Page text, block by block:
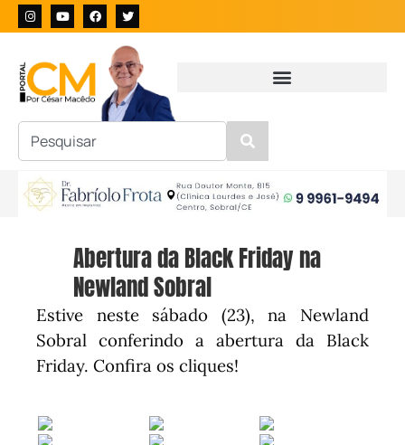
Abertura da Black Friday na
Newland Sobral
Estive neste sábado (23), na Newland
Sobral conferindo a abertura da Black
Friday. Confira os cliques!